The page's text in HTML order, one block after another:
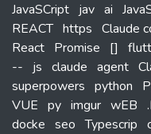
JavaSCript jav ai
REACT https Claude
React Promise []
--
js claude agent
superpowers python
VUE py imgur wEB
docke seo Typescrip